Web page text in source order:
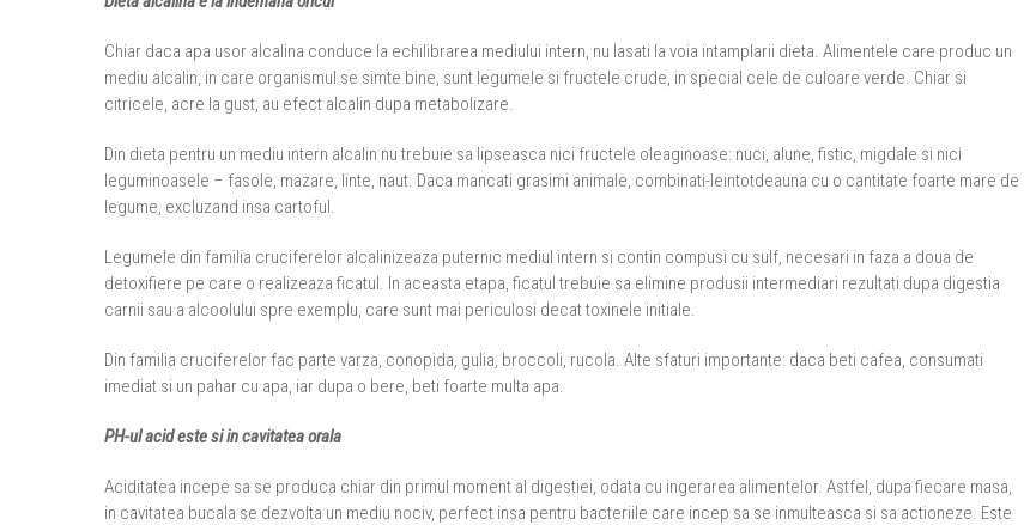
Chiar daca apa usor alcalina conduce la echilibrarea mediului intern, nu lasati la voia intamplarii dieta. Alimentele care produc un
mediu alcalin, in care organismul se simte bine, sunt legumele si fructele crude, in special cele de culoare verde. Chiar si
citricele, acre la gust, au efect alcalin dupa metabolizare.
Din dieta pentru un mediu intern alcalin nu trebuie sa lipseasca nici fructele oleaginoase: nuci, alune, fistic, migdale si nici
leguminoasele – fasole, mazare, linte, naut. Daca mancati grasimi animale, combinati-leintotdeauna cu o cantitate foarte mare de
legume, excluzand insa cartoful.
Legumele din familia cruciferelor alcalinizeaza puternic mediul intern si contin compusi cu sulf, necesari in faza a doua de
detoxifiere pe care o realizeaza ficatul. In aceasta etapa, ficatul trebuie sa elimine produsii intermediari rezultati dupa digestia
carnii sau a alcoolului spre exemplu, care sunt mai periculosi decat toxinele initiale.
Din familia cruciferelor fac parte varza, conopida, gulia, broccoli, rucola. Alte sfaturi importante: daca beti cafea, consumati
imediat si un pahar cu apa, iar dupa o bere, beti foarte multa apa.
PH-ul acid este si in cavitatea orala
Aciditatea incepe sa se produca chiar din primul moment al digestiei, odata cu ingerarea alimentelor. Astfel, dupa fiecare masa,
in cavitatea bucala se dezvolta un mediu nociv, perfect insa pentru bacteriile care incep sa se inmulteasca si sa actioneze. Este